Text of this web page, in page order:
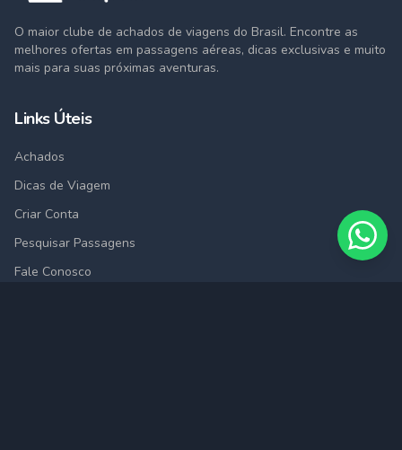
O maior clube de achados de viagens do Brasil. Encontre as
melhores ofertas em passagens aéreas, dicas exclusivas e muito
mais para suas próximas aventuras.
Links Úteis
Achados
Dicas de Viagem
Criar Conta
Pesquisar Passagens
Fale Conosco